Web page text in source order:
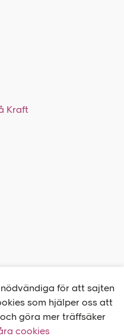
för att sajten
som hjälper oss att
göra mer träffsäker
cookies
Kraft